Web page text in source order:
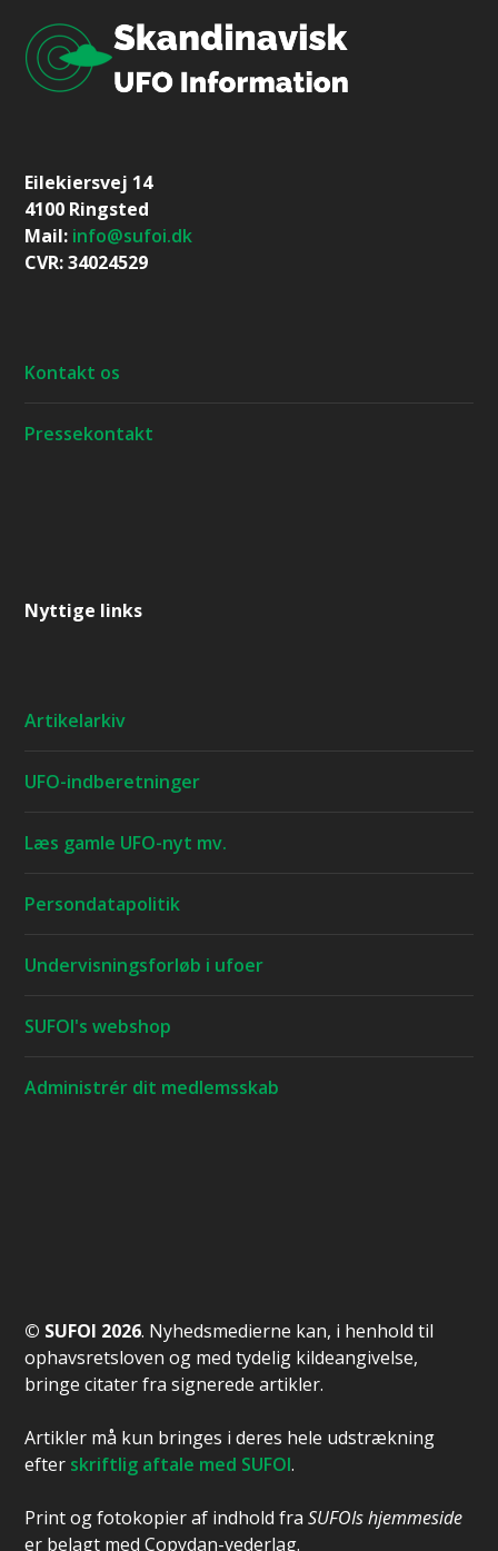
Eilekiersvej 14
4100 Ringsted
Mail: info@sufoi.dk
CVR: 34024529
Kontakt os
Pressekontakt
Nyttige links
Artikelarkiv
UFO-indberetninger
Læs gamle UFO-nyt mv.
Persondatapolitik
Undervisningsforløb i ufoer
SUFOI's webshop
Administrér dit medlemsskab
© SUFOI 2026. Nyhedsmedierne kan, i henhold til
ophavsretsloven og med tydelig kildeangivelse,
bringe citater fra signerede artikler.
Artikler må kun bringes i deres hele udstrækning
efter skriftlig aftale med SUFOI.
Print og fotokopier af indhold fraSUFOIs hjemmeside
er belagt med Copydan-vederlag.